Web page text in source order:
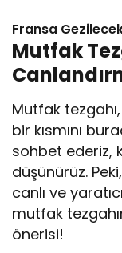
Fransa
Mutfak
Mutfak
bir kısmını
sohbet ederiz,
düşünürüz.
canlı ve
mutfak
önerisi!